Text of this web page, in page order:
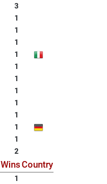
3
1
1
1
1
1
1
1
1
1
1
1
2
WinsCountry
1